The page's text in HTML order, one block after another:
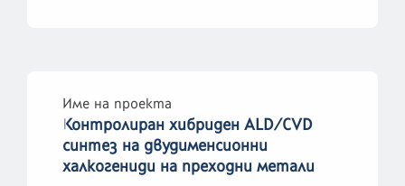
Име на проекта
Контролиран хибриден ALD/CVD
синтез на двудименсионни
халкогениди на преходни метали